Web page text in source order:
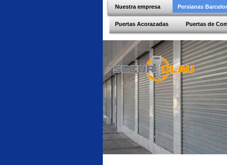
Nuestra empresa Persianas
Puertas Acorazadas Puertas de